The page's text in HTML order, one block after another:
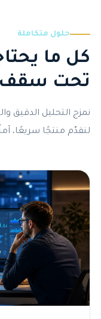
حلول متكاملة
كل ما
تحت سقف
نمزج التحليل الدقيق
لنقدّم منتجًا سريعًا،